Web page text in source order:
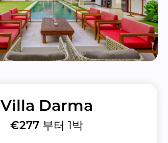
Villa Darma
€277 부터 1박